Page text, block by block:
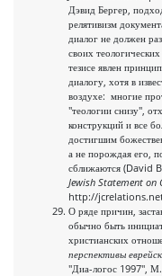
Дэвид Бергер,
релятивизм
диалог не должен
своих
тезисе явлен
диалогу, хотя в
воздухе: многие
"теологии снизу",
конструкций и все
достигшим
а не порождая его,
сближаются (David
Jewish Statement
http://
О ряде причин,
обычно быть
христианских
перспективы
"Диа-логос 1997",